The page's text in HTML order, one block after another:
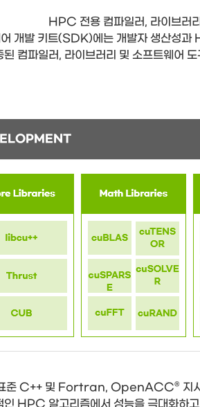
HPC 전용 컴파일러, 라이브러
개발 키트(SDK)에는 개발자 생산성과
된 컴파일러, 라이브러리 및 소프트웨어
C++ 및 Fortran, OpenACC® 지시
HPC 알고리즘에서 성능을 극대화하